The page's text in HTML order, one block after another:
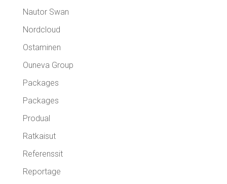
Nautor Swan
Nordcloud
Ostaminen
Ouneva Group
Packages
Packages
Produal
Ratkaisut
Referenssit
Reportage